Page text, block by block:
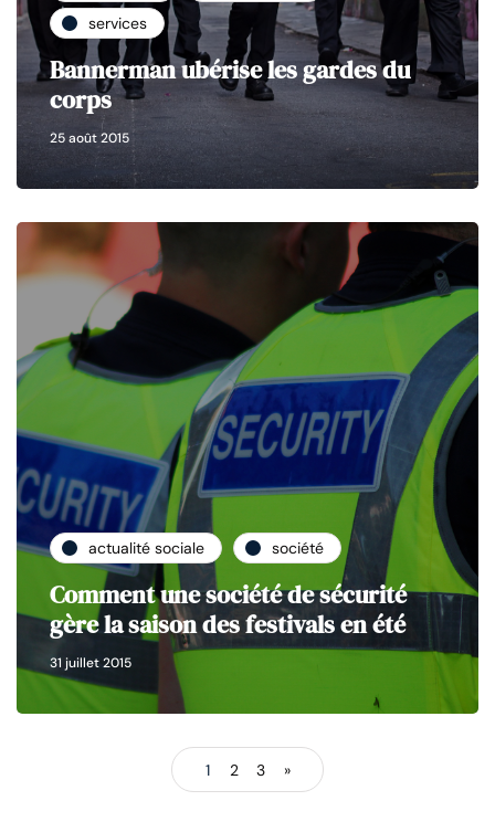
services
Bannerman ubérise les gardes du
corps
25 août 2015
actualité sociale société
Comment une société de sécurité
gère la saison des festivals en été
31 juillet 2015
1 2 3 »